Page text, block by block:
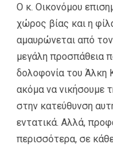
Ο κ. Οικονόμου
χώρος βίας και η
αμαυρώνεται από
μεγάλη προσπάθεια
δολοφονία του Άλκη
ακόμα να νικήσουμε
στην κατεύθυνση
εντατικά. Αλλά,
περισσότερα, σε